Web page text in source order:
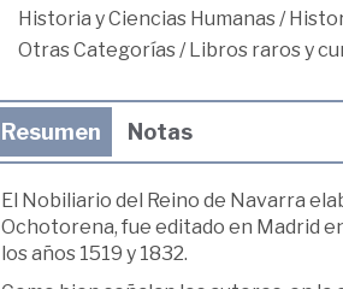
Historia y Ciencias Humanas/
Otras Categorías/Libros raros y
Resumen Notas
El Nobiliario del Reino de Navarra
Ochotorena, fue editado en Madrid
los años 1519 y 1832.